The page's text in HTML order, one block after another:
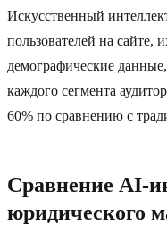
Искусственный
пользователей на сайте,
демографические
каждого сегмента
60% по сравнению с
Сравнение AI-
юридического